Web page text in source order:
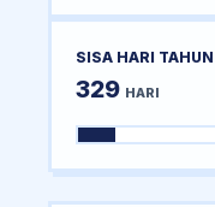
SISA HARI
329 HARI